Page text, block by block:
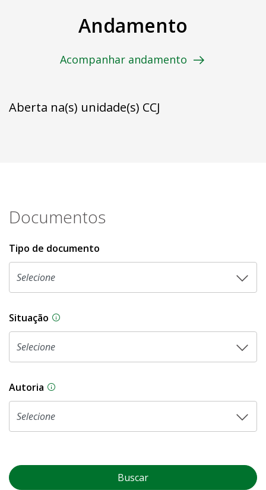
Andamento
Acompanhar andamento
Aberta na(s) unidade(s) CCJ
Documentos
Tipo de documento
Situação Na CLDF, as proposições legislativas
Autoria As proposições legislativas na CLDF podem
Buscar